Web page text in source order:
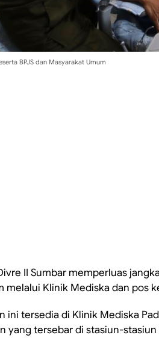
BPJS dan Masyarakat Umum
II Sumbar memperluas
melalui Klinik Mediska dan pos
ini tersedia di Klinik Mediska
yang tersebar di stasiun-stasiun